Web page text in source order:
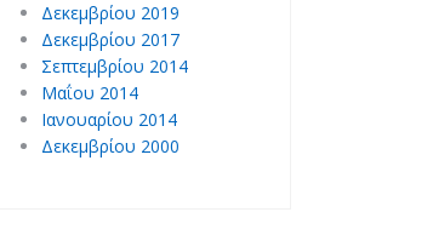
Δεκεμβρίου 2019
Δεκεμβρίου 2017
Σεπτεμβρίου 2014
Μαΐου 2014
Ιανουαρίου 2014
Δεκεμβρίου 2000